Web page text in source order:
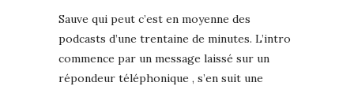
Sauve qui peut c’est en moyenne des
podcasts d’une trentaine de minutes. L’intro
commence par un message laissé sur un
répondeur téléphonique , s’en suit une